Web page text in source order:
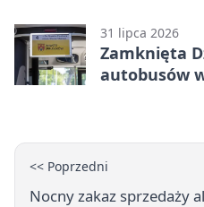
31 lipca 2026
Zamknięta
autobusów
<< Poprzedni
Nocny zakaz sprzedaży